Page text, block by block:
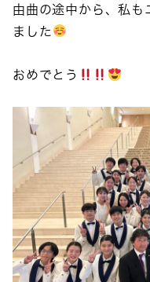
由曲の途中から、私も
ました
おめでとう